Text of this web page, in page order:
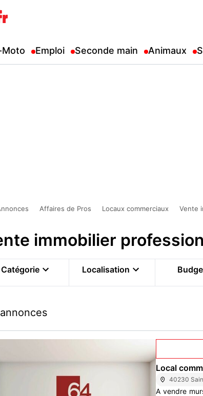
Emploi Seconde main Animaux
Affaires de Pros Locaux commerciaux Vente
immobilier
Catégorie Localisation
annonces
Local
40230
A vendre